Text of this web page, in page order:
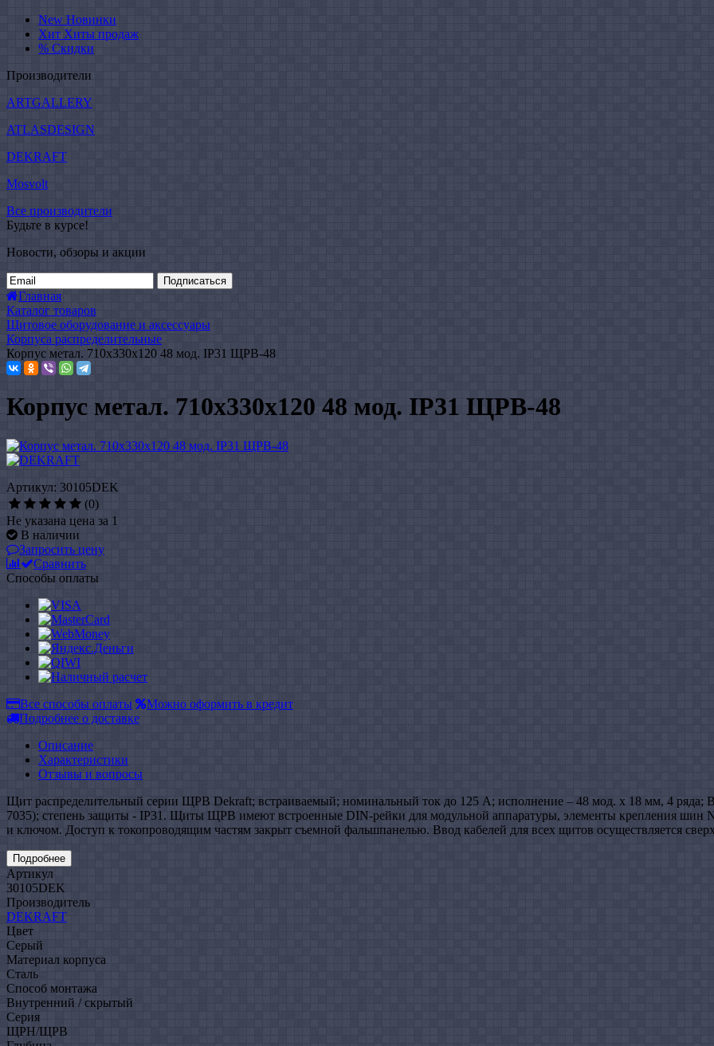
New Новинки
Хит Хиты продаж
% Скидки
Производители
ARTGALLERY
ATLASDESIGN
DEKRAFT
Mosvolt
Все производители
Будьте в курсе!
Новости, обзоры и акции
Подписаться
Главная
Каталог товаров
Щитовое оборудование и аксессуары
Корпуса распределительные
Корпус метал. 710х330х120 48 мод. IP31 ЩРВ-48
Корпус метал. 710х330х120 48 мод. IP31 ЩРВ-48
Артикул: 30105DEK
(0)
Не указана цена за 1
В наличии
Запросить цену
Сравнить
Способы оплаты
Все способы оплаты
Можно оформить в кредит
Подробнее о доставке
Описание
Характеристики
Отзывы и вопросы
Щит распределительный серии ЩРВ Dekraft; встраиваемый; номинальный ток до 125 А; исполнение – 48 мод. х 18 мм, 4 ряда;
7035); степень защиты - IP31. Щиты ЩРВ имеют встроенные DIN-рейки для модульной аппаратуры, элементы крепления шин N
и ключом. Доступ к токопроводящим частям закрыт съемной фальшпанелью. Ввод кабелей для всех щитов осуществляется
Подробнее
Артикул
30105DEK
Производитель
DEKRAFT
Цвет
Серый
Материал корпуса
Сталь
Способ монтажа
Внутренний / скрытый
Серия
ЩРН/ЩРВ